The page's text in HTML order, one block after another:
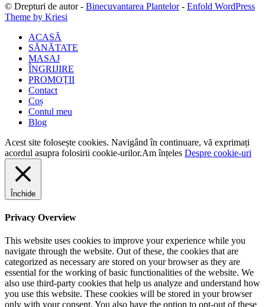
© Drepturi de autor - Binecuvantarea Plantelor- Enfold WordPress
Theme by Kriesi
ACASĂ
SĂNĂTATE
MASAJ
ÎNGRIJIRE
PROMOȚII
Contact
Coș
Contul meu
Blog
Acest site folosește cookies. Navigând în continuare, vă exprimați
acordul asupra folosirii cookie-urilor.Am înțeles Despre cookie-uri
Închide
Privacy Overview
This website uses cookies to improve your experience while you
navigate through the website. Out of these, the cookies that are
categorized as necessary are stored on your browser as they are
essential for the working of basic functionalities of the website. We
also use third-party cookies that help us analyze and understand how
you use this website. These cookies will be stored in your browser
only with your consent. You also have the option to opt-out of these